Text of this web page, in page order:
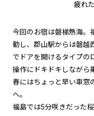
疲れ
今回のお宿は磐梯熱海。
動し、郡山駅からは磐越
でドアを開けるタイプの
操作にドキドキしながら
春にはちょっと早い車窓
へ。
福島では5分咲きだった